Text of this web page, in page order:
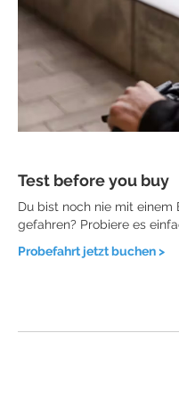
Test before you buy
Du bist noch nie mit
gefahren? Probiere es
Probefahrt jetzt buchen >